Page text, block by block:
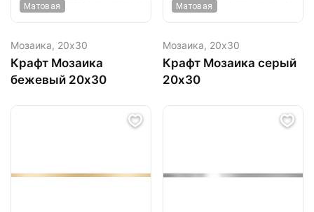
Матовая
Мозаика, 20х30
Крафт Мозаика
бежевый 20х30
Матовая
Мозаика, 20х30
Крафт Мозаика серый
20х30